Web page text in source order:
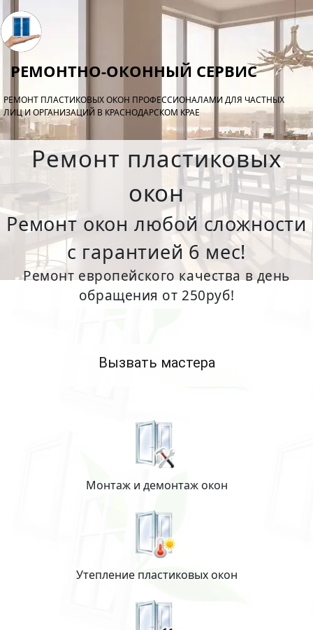
РЕМОНТНО-ОКОННЫЙ СЕРВИС
РЕМОНТ ПЛАСТИКОВЫХ ОКОН ПРОФЕССИОНАЛАМИ ДЛЯ ЧАСТНЫХ
ЛИЦ И ОРГАНИЗАЦИЙ В КРАСНОДАРСКОМ КРАЕ
Ремонт пластиковых
окон
Ремонт окон любой сложности
с гарантией 6 мес!
Ремонт европейского качества в день
обращения от 250руб!
Вызвать мастера
Монтаж и демонтаж окон
Утепление пластиковых окон